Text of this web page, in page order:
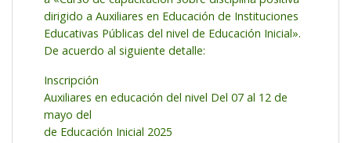
dirigido a Auxiliares en Educación de Instituciones
Educativas Públicas del nivel de Educación Inicial».
De acuerdo al siguiente detalle:
Inscripción
Auxiliares en educación del nivel Del 07 al 12 de
mayo del
de Educación Inicial 2025